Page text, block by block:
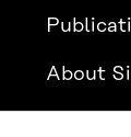
About